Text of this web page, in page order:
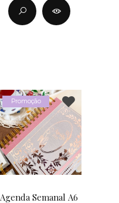
Promoção
Agenda Semanal A6